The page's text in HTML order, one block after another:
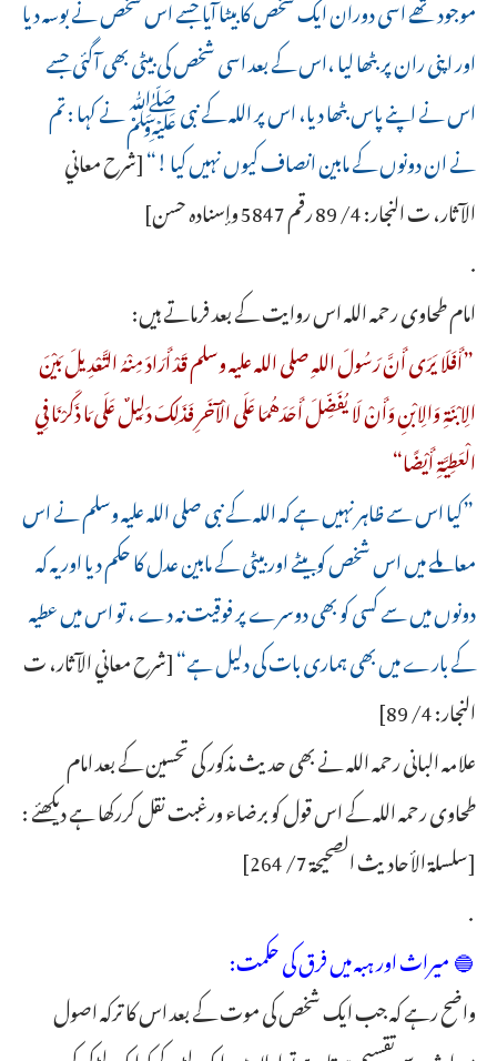
اور اپنی ران پر بٹھا لیا ،اس کے بعد اسی شخص کی بیٹی بھی آگئی جسے
اس نے اپنے پاس بٹھا دیا، اس پر اللہ کے نبی ﷺنے کہا : تم
نے ان دونوں کے مابین انصاف کیوں نہیں کیا !“[شرح معاني
الآثار، ت النجار: 4/ 89 رقم 5847 وإسناده حسن]
.
امام طحاوی رحمہ اللہ اس روایت کے بعد فرماتے ہیں:
”أَفَلَا يَرَى أَنَّ رَسُولَ اللهِ صلى الله عليه وسلم قَدْ أَرَادَ مِنْهُ التَّعْدِيلَ بَيْنَ
الِابْنَةِ وَالِابْنِ وَأَنْ لَا يُفَضِّلَ أَحَدَهُمَا عَلَى الْآخَرِ فَذَلِكَ دَلِيلٌ عَلَى مَا ذَكَرْنَا فِي
الْعَطِيَّةِ أَيْضًا“
”کیا اس سے ظاہر نہیں ہے کہ اللہ کے نبی صلی اللہ علیہ وسلم نے اس
معاملے میں اس شخص کو بیٹے اور بیٹی کے مابین عدل کا حکم دیا اور یہ کہ
دونوں میں سے کسی کو بھی دوسرے پر فوقیت نہ دے ، تو اس میں عطیہ
کے بارے میں بھی ہماری بات کی دلیل ہے“[شرح معاني الآثار، ت
النجار: 4/ 89]
علامہ البانی رحمہ اللہ نے بھی حدیث مذکور کی تحسین کے بعد امام
طحاوی رحمہ اللہ کے اس قول کو برضاء ورغبت نقل کررکھا ہے دیکھئے :
[سلسلة الأحاديث الصحيحة 7/ 264]
.
🔵 میراث اور ہبہ میں فرق کی حکمت:
واضح رہے کہ جب ایک شخص کی موت کے بعد اس کا ترکہ اصول